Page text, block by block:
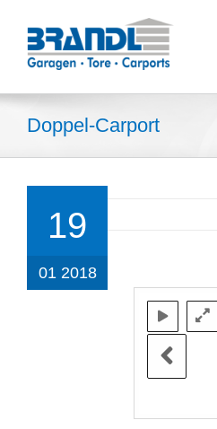
Inhalt
springen
Doppel-Carport
19
01 2018